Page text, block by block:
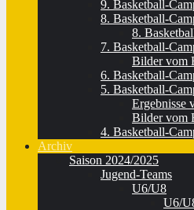
9. Basketball-
8. Basketball-
8.
7. Basketball-
Bilder vom
6. Basketball-
5. Basketball-
Ergebnisse
Bilder vom
4. Basketball-
Archiv
Saison 2024/2025
Jugend-Teams
U6/U8
U6/